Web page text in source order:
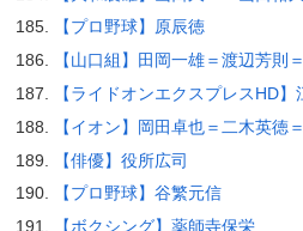
【プロ野球】原辰徳
【山口組】田岡一雄＝渡辺芳則
【ライドオンエクスプレスHD】
【イオン】岡田卓也＝二木英徳
【俳優】役所広司
【プロ野球】谷繁元信
【ボクシング】薬師寺保栄